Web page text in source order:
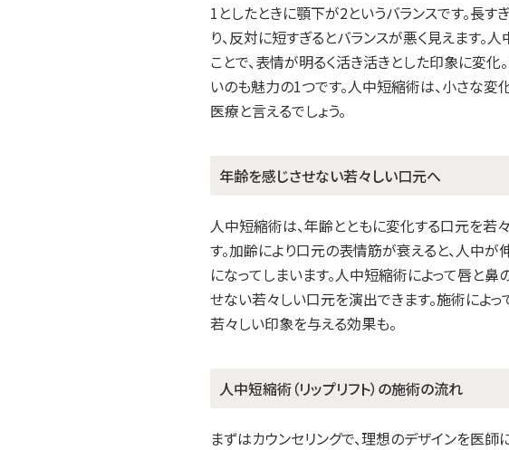
1としたときに顎下が2というバランスです。長
り、反対に短すぎるとバランスが悪く見えます。
ことで、表情が明るく活き活きとした印象に変化
いのも魅力の1つです。人中短縮術は、小さな
医療と言えるでしょう。
年齢を感じさせない若々しい口元へ
人中短縮術は、年齢とともに変化する口元を
す。加齢により口元の表情筋が衰えると、人中
になってしまいます。人中短縮術によって唇と
せない若々しい口元を演出できます。施術によ
若々しい印象を与える効果も。
人中短縮術（リップリフト）の施術の流れ
まずはカウンセリングで、理想のデザインを医